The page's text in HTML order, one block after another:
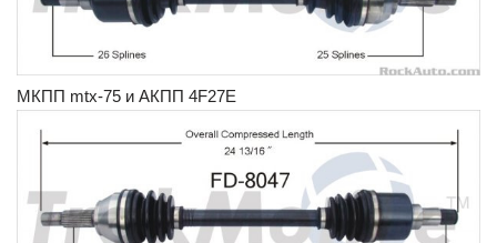
МКПП mtx-75 и АКПП 4F27E